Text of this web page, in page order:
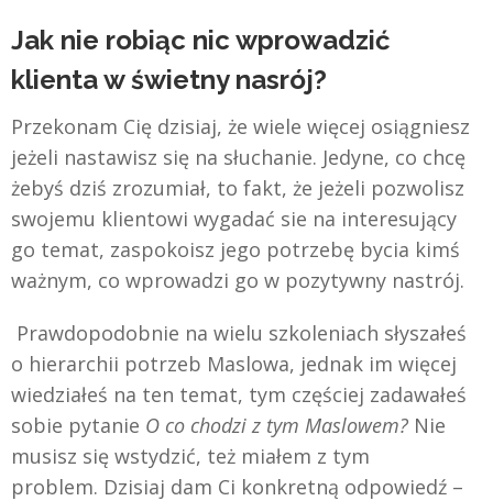
Jak nie robiąc nic wprowadzić
klienta w świetny nasrój?
Przekonam Cię dzisiaj, że wiele więcej osiągniesz
jeżeli nastawisz się na słuchanie. Jedyne, co chcę
żebyś dziś zrozumiał, to fakt, że jeżeli pozwolisz
swojemu klientowi wygadać sie na interesujący
go temat, zaspokoisz jego potrzebę bycia kimś
ważnym, co wprowadzi go w pozytywny nastrój.
Prawdopodobnie na wielu szkoleniach słyszałeś
o hierarchii potrzeb Maslowa, jednak im więcej
wiedziałeś na ten temat, tym częściej zadawałeś
sobie pytanie O co chodzi z tym Maslowem? Nie
musisz się wstydzić, też miałem z tym
problem. Dzisiaj dam Ci konkretną odpowiedź –